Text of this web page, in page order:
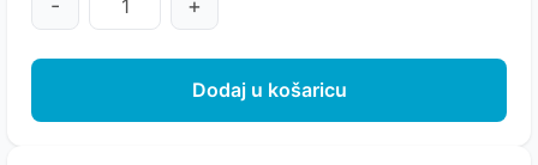
- +
Dodaj u košaricu